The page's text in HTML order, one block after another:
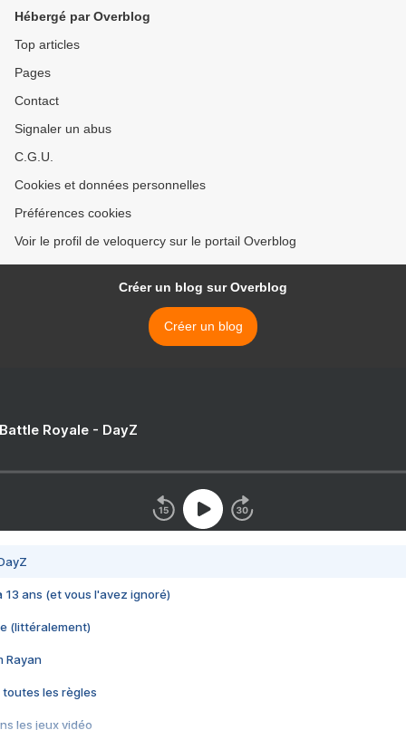
Hébergé par Overblog
Top articles
Pages
Contact
Signaler un abus
C.G.U.
Cookies et données personnelles
Préférences cookies
Voir le profil de veloquercy sur le portail Overblog
Créer un blog sur Overblog
Créer un blog
Royale - DayZ
13 ans (et vous l'avez ignoré)
(littéralement)
Rayan
toutes les règles
les jeux vidéo